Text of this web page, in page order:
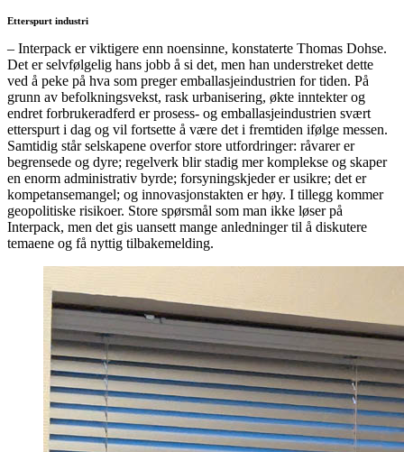
Etterspurt industri
– Interpack er viktigere enn noensinne, konstaterte Thomas Dohse.
Det er selvfølgelig hans jobb å si det, men han understreket dette
ved å peke på hva som preger emballasjeindustrien for tiden. På
grunn av befolkningsvekst, rask urbanisering, økte inntekter og
endret forbrukeradferd er prosess- og emballasjeindustrien svært
etterspurt i dag og vil fortsette å være det i fremtiden ifølge messen.
Samtidig står selskapene overfor store utfordringer: råvarer er
begrensede og dyre; regelverk blir stadig mer komplekse og skaper
en enorm administrativ byrde; forsyningskjeder er usikre; det er
kompetansemangel; og innovasjonstakten er høy. I tillegg kommer
geopolitiske risikoer. Store spørsmål som man ikke løser på
Interpack, men det gis uansett mange anledninger til å diskutere
temaene og få nyttig tilbakemelding.